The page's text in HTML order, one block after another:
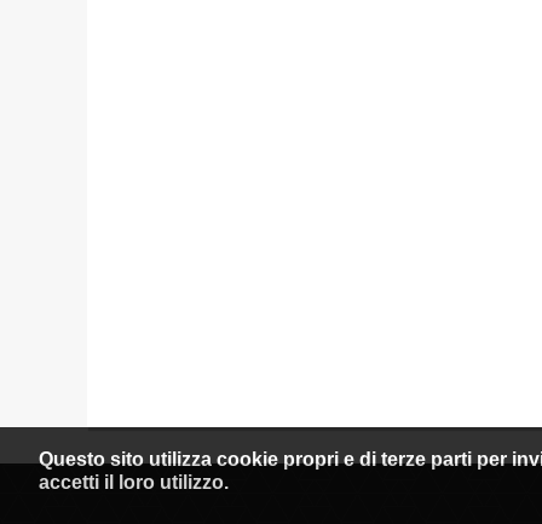
Questo sito utilizza cookie propri e di terze parti per
accetti il loro utilizzo.